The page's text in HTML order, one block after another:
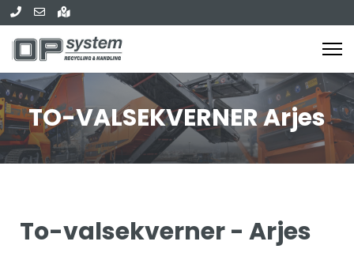
TO-VALSEKVERNER Arjes
To-valsekverner - Arjes